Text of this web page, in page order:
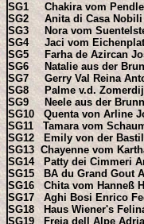
SG1 Chakira vom
SG2 Anita di Casa Nobili
SG3 Nora vom
SG4 Jaci vom
SG5 Farha de Azircan
SG6 Natalie aus der
SG7 Gerry Val Reina
SG8 Palme v.d.
SG9 Neele aus der
SG10 Quenta von Arline
SG11 Tamara vom
SG12 Emily von der
SG13 Chayenne vom
SG14 Patty dei Cimmeri
SG15 BA du Grand Gout
SG16 Chita vom Hanneß
SG17 Aghi Bosi Enrico
SG18 Haus Wiener's
SG19 Freja dell Alpe